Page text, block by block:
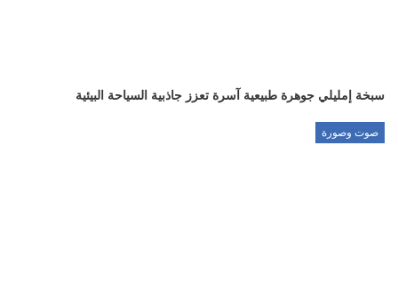
سبخة إمليلي جوهرة طبيعية آسرة تعزز جاذبية السياحة البيئية
صوت وصورة